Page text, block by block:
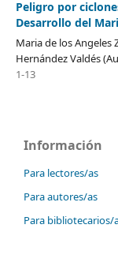
Peligro por
Desarrollo del
Maria de los Angeles
Hernández Valdés
1-13
Información
Para lectores/as
Para autores/as
Para bibliotecarios/